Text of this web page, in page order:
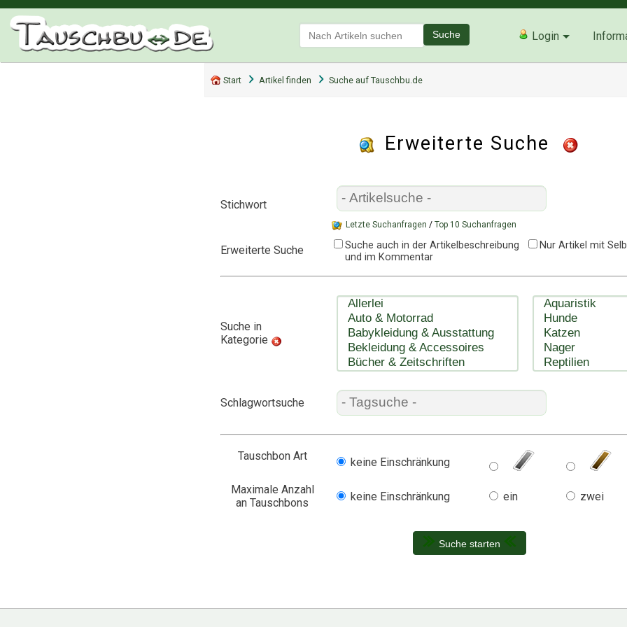
Suche Login
Start Artikel finden Suche auf Tauschbu.de
Erweiterte Suche
Stichwort
Letzte Suchanfragen / Top 10 Suchanfragen
Erweiterte Suche
Suche auch in der Artikelbeschreibung
und im Kommentar
Nur Artikel mit
Suche in
Kategorie
Schlagwortsuche
Tauschbon Art keine Einschränkung
Maximale Anzahl
an Tauschbons
keine Einschränkung ein zwei
Suche starten